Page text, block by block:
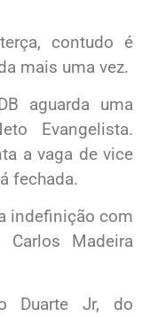
contudo é
mais uma vez.
aguarda uma
Evangelista.
a vaga de vice
fechada.
indefinição com
Madeira
Duarte Jr, do